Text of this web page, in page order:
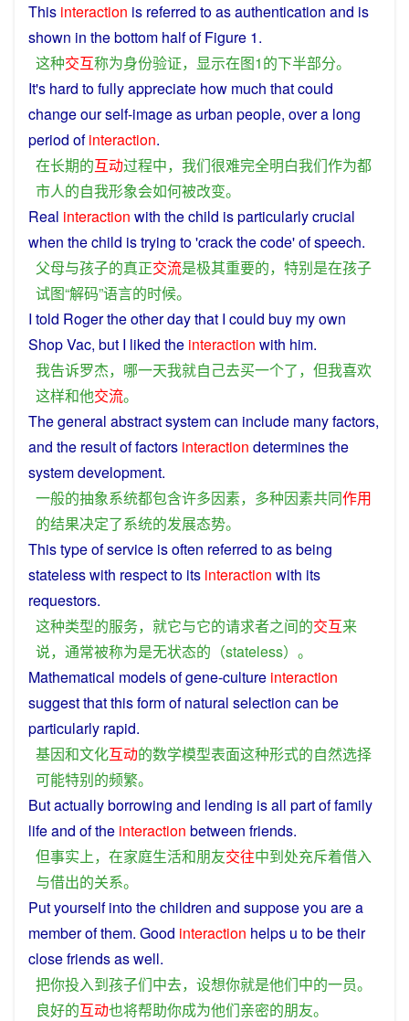
This interaction is referred to asauthentication and is
shown in thebottom halfofFigure 1.
这种交互称为身份验证， 显示在图1的下半部分。
It's hard tofullyappreciate how much thatcould
changeourself-imageas urban people, overa long
period of interaction.
在长期的互动过程中， 我们很难完全明白我们作为都
市人的自我形象会如何被改变。
Real interaction with thechild isparticularlycrucial
when thechild istrying to 'crack the code'ofspeech.
父母与孩子的真正交流是极其重要的， 特别是在孩子
试图“解码”语言的时候。
I told Rogertheotherdaythat I could buy myown
Shop Vac, but I liked the interaction with him.
我告诉罗杰， 哪一天我就自己去买一个了， 但我喜欢
这样和他交流。
Thegeneral abstractsystemcan include manyfactors,
and the resultoffactors interaction determinesthe
systemdevelopment.
一般的抽象系统都包含许多因素， 多种因素共同作用
的结果决定了系统的发展态势。
Thistypeofservice isoften referred to asbeing
statelesswith respect to its interaction with its
requestors.
这种类型的服务， 就它与它的请求者之间的交互来
说， 通常被称为是无状态的 （stateless）。
Mathematical modelsofgene-culture interaction
suggest thatthisformof natural selection can be
particularly rapid.
基因和文化互动的数学模型表面这种形式的自然选择
可能特别的频繁。
Butactuallyborrowing and lending isall partoffamily
lifeand ofthe interaction between friends.
但事实上， 在家庭生活和朋友交往中到处充斥着借入
与借出的关系。
Putyourselfintothechildren and supposeyou area
memberofthem. Good interaction helps u tobetheir
closefriendsas well.
把你投入到孩子们中去， 设想你就是他们中的一员。
良好的互动也将帮助你成为他们亲密的朋友。